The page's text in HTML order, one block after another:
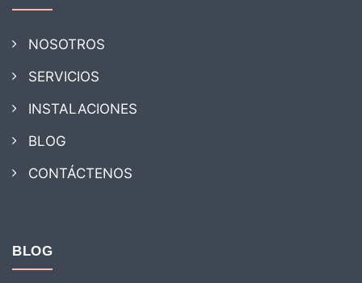
NOSOTROS
SERVICIOS
INSTALACIONES
BLOG
CONTÁCTENOS
BLOG